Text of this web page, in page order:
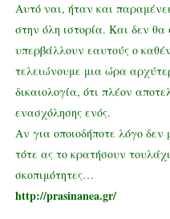
Αυτό ναι, ήταν και
στην όλη ιστορία. Και δεν
υπερβάλλουν εαυτούς ο
τελειώνουμε μια ώρα
δικαιολογία, ότι πλέον
ενασχόλησης ενός.
Αν για οποιοδήποτε λόγο δεν
τότε ας το κρατήσουν
σκοπιμότητες…
http://prasinanea.gr/